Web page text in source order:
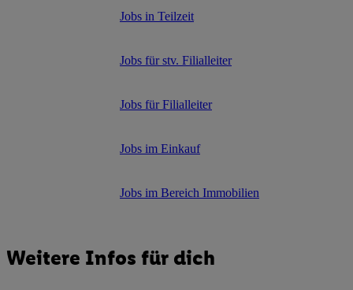
Jobs in Teilzeit
Jobs für stv. Filialleiter
Jobs für Filialleiter
Jobs im Einkauf
Jobs im Bereich Immobilien
Weitere Infos für dich